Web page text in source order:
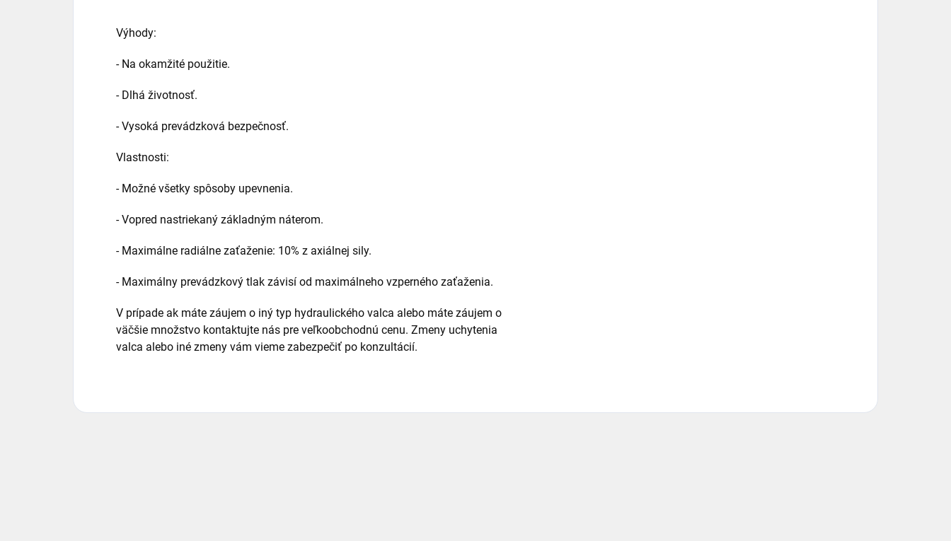
Výhody:
- Na okamžité použitie.
- Dlhá životnosť.
- Vysoká prevádzková bezpečnosť.
Vlastnosti:
- Možné všetky spôsoby upevnenia.
- Vopred nastriekaný základným náterom.
- Maximálne radiálne zaťaženie: 10% z axiálnej sily.
- Maximálny prevádzkový tlak závisí od maximálneho vzperného zaťaženia.
V prípade ak máte záujem o iný typ hydraulického valca alebo máte záujem o
väčšie množstvo kontaktujte nás pre veľkoobchodnú cenu. Zmeny uchytenia
valca alebo iné zmeny vám vieme zabezpečiť po konzultácií.